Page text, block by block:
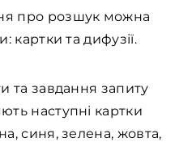
про розшук можна
картки та дифузії.
та завдання запиту
наступні картки
синя, зелена, жовта,